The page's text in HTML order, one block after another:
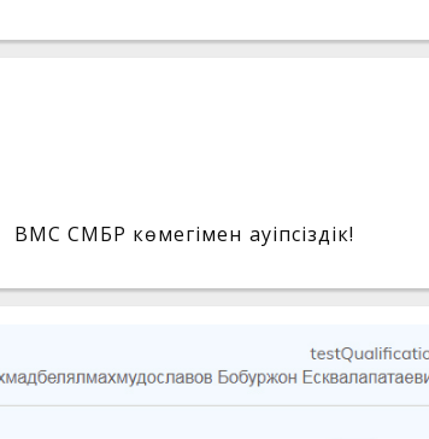
BMC СМБР көмегімен қауіпсіздік!